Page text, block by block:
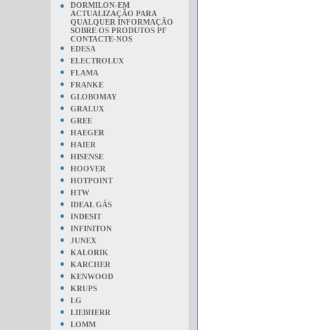
●
DORMILON-EM
ACTUALIZAÇÃO PARA
QUALQUER INFORMAÇÃO
SOBRE OS PRODUTOS PF
CONTACTE-NOS
●
EDESA
●
ELECTROLUX
●
FLAMA
●
FRANKE
●
GLOBOMAY
●
GRALUX
●
GREE
●
HAEGER
●
HAIER
●
HISENSE
●
HOOVER
●
HOTPOINT
●
HTW
●
IDEAL GÁS
●
INDESIT
●
INFINITON
●
JUNEX
●
KALORIK
●
KARCHER
●
KENWOOD
●
KRUPS
●
LG
●
LIEBHERR
●
LOMM